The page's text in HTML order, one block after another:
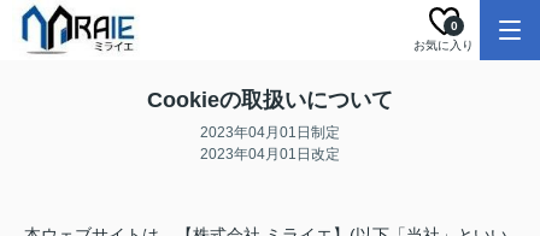
お気に入り
0
Cookieの取扱いについて
2023年04月01日制定
2023年04月01日改定